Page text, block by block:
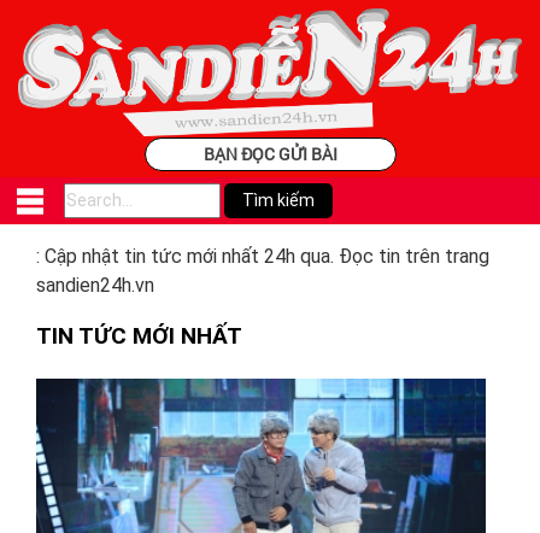
BẠN ĐỌC GỬI BÀI
: Cập nhật tin tức mới nhất 24h qua. Đọc tin trên trang
sandien24h.vn
TIN TỨC MỚI NHẤT